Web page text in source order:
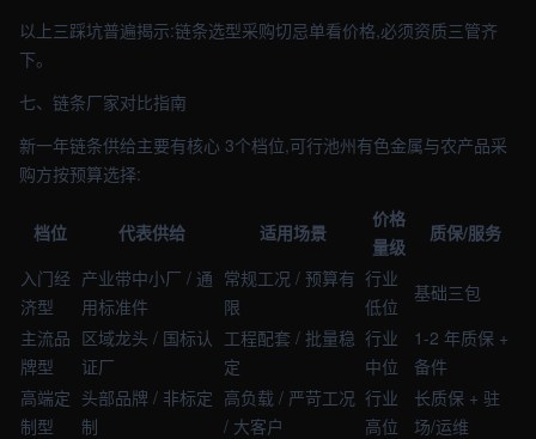
以上三踩坑普遍揭示:链条选型采购切忌单看价格,必须资质三管齐
下。
七、链条厂家对比指南
新一年链条供给主要有核心 3个档位,可行池州有色金属与农产品采
购方按预算选择:
档位 代表供给 适用场景
价格
量级
质保/服务
入门经
济型
产业带中小厂 / 通
用标准件
常规工况 / 预算有
限
行业
低位
基础三包
主流品
牌型
区域龙头 / 国标认
证厂
工程配套 / 批量稳
定
行业
中位
1-2 年质保 +
备件
高端定
制型
头部品牌 / 非标定
制
高负载 / 严苛工况
/ 大客户
行业
高位
长质保 + 驻
场/运维